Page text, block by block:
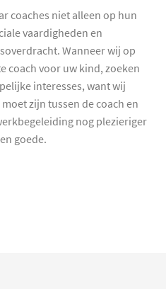
coaches niet alleen op hun
vaardigheden en
Wanneer wij op
coach voor uw kind, zoeken
interesses, want wij
zijn tussen de coach en
nog plezieriger
goede.